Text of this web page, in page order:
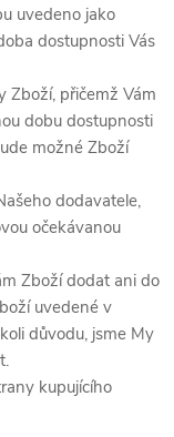
uvedeno jako
dostupnosti Vás
Zboží, přičemž Vám
dobu dostupnosti
možné Zboží
dodavatele,
očekávanou
Zboží dodat ani do
uvedené v
důvodu, jsme My
kupujícího